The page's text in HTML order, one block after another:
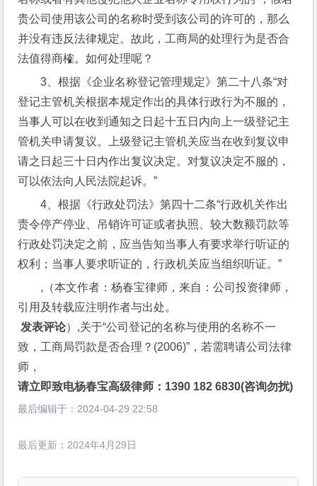
贵公司使用该公司的名称时受到该公司的许可的，那么
并没有违反法律规定。故此，工商局的处理行为是否合
法值得商榷。如何处理呢？
3、根据《企业名称登记管理规定》第二十八条“对
登记主管机关根据本规定作出的具体行政行为不服的，
当事人可以在收到通知之日起十五日内向上一级登记主
管机关申请复议。上级登记主管机关应当在收到复议申
请之日起三十日内作出复议决定。对复议决定不服的，
可以依法向人民法院起诉。”
4、根据《行政处罚法》第四十二条“行政机关作出
责令停产停业、吊销许可证或者执照、较大数额罚款等
行政处罚决定之前，应当告知当事人有要求举行听证的
权利；当事人要求听证的，行政机关应当组织听证。”
,（本文作者：杨春宝律师，来自：公司投资律师，
引用及转载应注明作者与出处。
发表评论）,关于“公司登记的名称与使用的名称不一
致，工商局罚款是否合理？(2006)”，若需聘请公司法律
师，
请立即致电杨春宝高级律师：1390 182 6830(咨询勿扰)
最后编辑于： 2024-04-29 22:58
最后更新：2024年4月29日